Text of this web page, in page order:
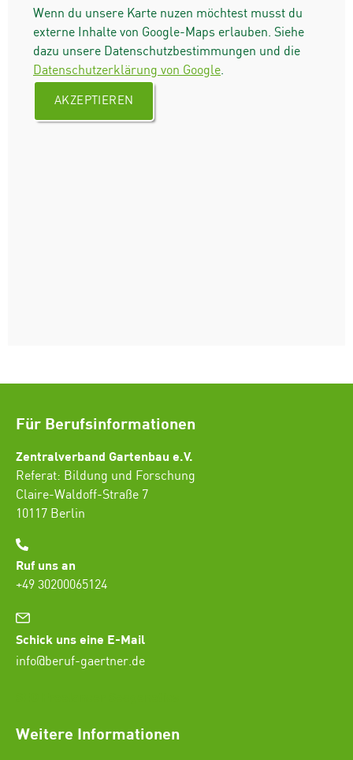
Wenn du unsere Karte nuzen möchtest musst du
externe Inhalte von Google-Maps erlauben. Siehe
dazu unsere Datenschutzbestimmungen und die
Datenschutzerklärung von Google.
AKZEPTIEREN
Für Berufsinformationen
Zentralverband Gartenbau e.V.
Referat: Bildung und Forschung
Claire-Waldoff-Straße 7
10117 Berlin
Ruf uns an
+49 30200065124
Schick uns eine E-Mail
info@beruf-gaertner.de
Weitere Informationen